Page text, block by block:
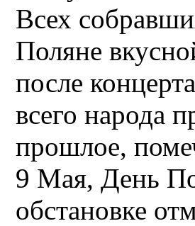
Всех
Поляне
после
всего народа
прошлое,
9 Мая, День
обстановке